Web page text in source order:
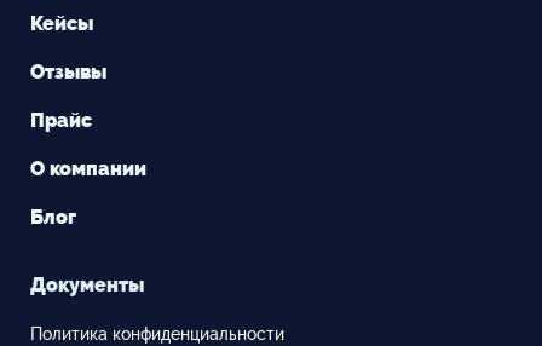
Кейсы
Отзывы
Прайс
О компании
Блог
Документы
Политика конфиденциальности